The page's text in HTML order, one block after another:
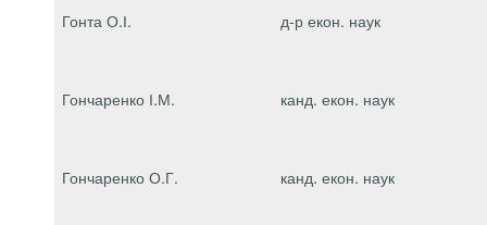
Гонта О.І. д-р екон. наук
Гончаренко І.М. канд. екон. наук
Гончаренко О.Г. канд. екон. наук